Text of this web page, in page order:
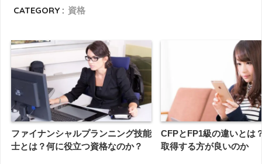
CATEGORY : 資格
ファイナンシャルプランニング技能
士とは？何に役立つ資格なのか？
CFPとFP1級の違いとは
取得する方が良いのか